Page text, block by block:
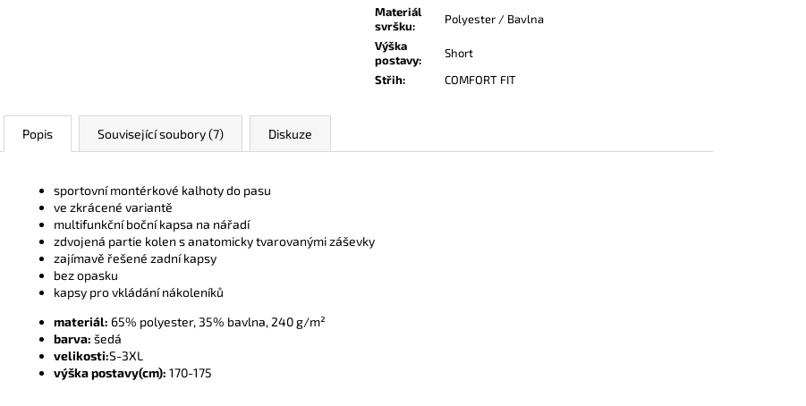
Materiál
svršku:
Polyester / Bavlna
Výška
postavy:
Short
Střih: COMFORT FIT
Popis Související soubory (7) Diskuze
sportovní montérkové kalhoty do pasu
ve zkrácené variantě
multifunkční boční kapsa na nářadí
zdvojená partie kolen s anatomicky tvarovanými záševky
zajímavě řešené zadní kapsy
bez opasku
kapsy pro vkládání nákoleníků
materiál: 65% polyester, 35% bavlna, 240 g/m²
barva: šedá
velikosti:S-3XL
výška postavy(cm): 170-175